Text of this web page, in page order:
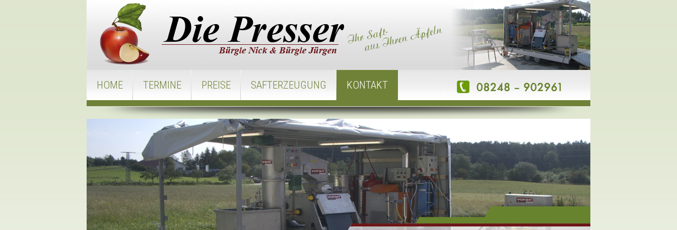
HOME TERMINE PREISE SAFTERZEUGUNG KONTAKT